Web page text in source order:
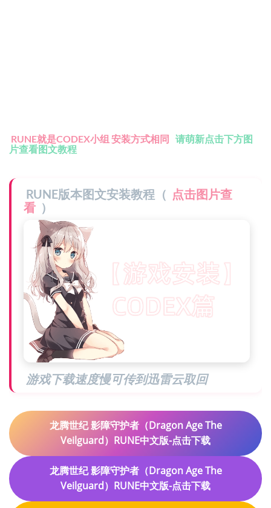
RUNE就是CODEX小组 安装方式相同 请萌新点击下方图
片查看图文教程
RUNE版本图文安装教程（ 点击图片查
看 ）
游戏下载速度慢可传到迅雷云取回
龙腾世纪 影障守护者（Dragon Age The
Veilguard）RUNE中文版-点击下载
龙腾世纪 影障守护者（Dragon Age The
Veilguard）RUNE中文版-点击下载